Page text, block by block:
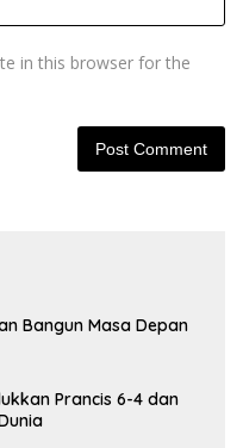
in this browser for the
Bangun Masa Depan
Prancis 6-4 dan